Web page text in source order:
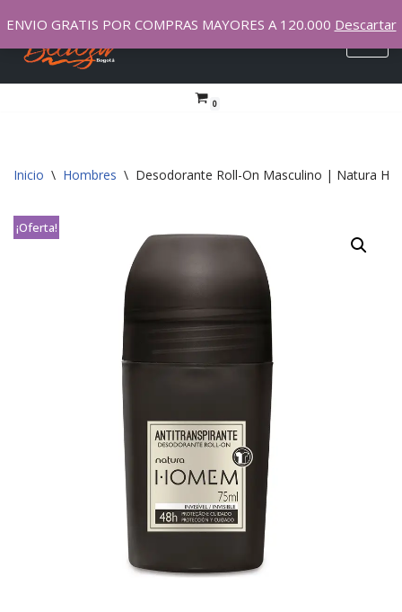
Saltar
0
Inicio \ Hombres \ Desodorante Roll-On Masculino | Natura
¡Oferta!
ENVIO GRATIS POR COMPRAS MAYORES A 120.000 Descartar